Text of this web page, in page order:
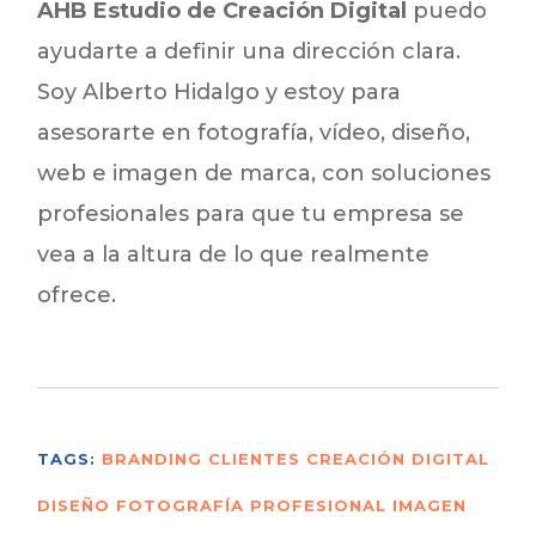
AHB Estudio de Creación Digital puedo
ayudarte a definir una dirección clara.
Soy Alberto Hidalgo y estoy para
asesorarte en fotografía, vídeo, diseño,
web e imagen de marca, con soluciones
profesionales para que tu empresa se
vea a la altura de lo que realmente
ofrece.
TAGS: BRANDING CLIENTES CREACIÓN DIGITAL
DISEÑO FOTOGRAFÍA PROFESIONAL IMAGEN